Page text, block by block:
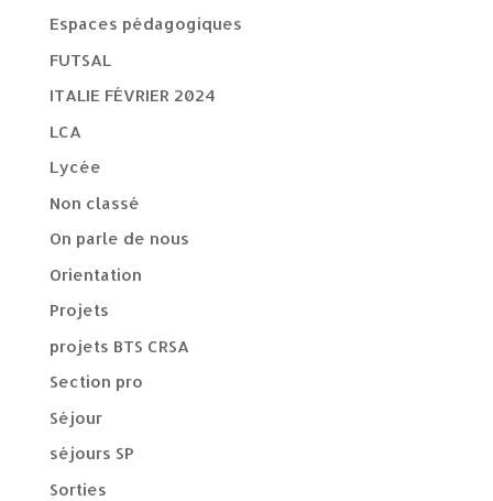
Espaces pédagogiques
FUTSAL
ITALIE FÉVRIER 2024
LCA
Lycée
Non classé
On parle de nous
Orientation
Projets
projets BTS CRSA
Section pro
Séjour
séjours SP
Sorties